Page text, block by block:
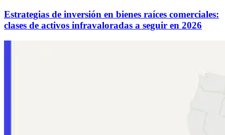
Estrategias de inversión en bienes raíces comerciales:
clases de activos infravaloradas a seguir en 2026